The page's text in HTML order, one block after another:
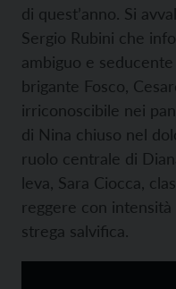
di quest’anno. Si
Sergio Rubini che
ambiguo e
brigante Fosco,
irriconoscibile nei
di Nina chiuso nel
ruolo centrale di
leva, Sara Ciocca,
reggere con
strega salvifica.